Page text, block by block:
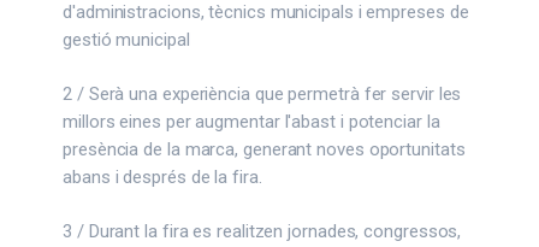
d'administracions, tècnics municipals i empreses de
gestió municipal
2 / Serà una experiència que permetrà fer servir les
millors eines per augmentar l'abast i potenciar la
presència de la marca, generant noves oportunitats
abans i després de la fira.
3 / Durant la fira es realitzen jornades, congressos,